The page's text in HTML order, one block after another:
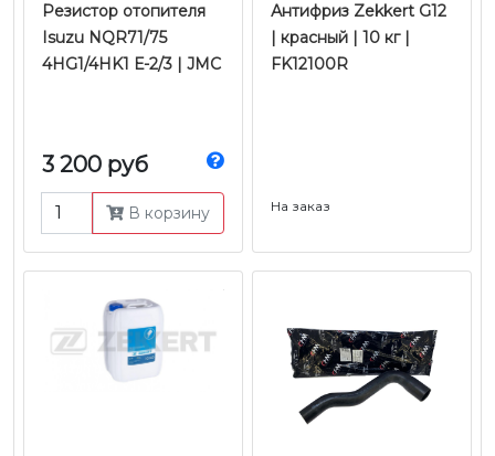
Резистор отопителя
Isuzu NQR71/75
4HG1/4HK1 Е-2/3 | JMC
3 200 руб
В корзину
Антифриз Zekkert G12
| красный | 10 кг |
FK12100R
На заказ